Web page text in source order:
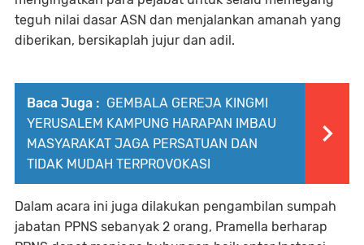
teguh nilai dasar ASN dan menjalankan amanah yang
diberikan, bersikaplah jujur dan adil.
Baca Juga : GEMBALA GEREJA KINGMI
YERUSALEM KAMPUNG HARAPAN IMBAU
MASYARAKAT JAGA PERSATUAN DAN
TIDAK MUDAH TERPROVOKASI
Dalam acara ini juga dilakukan pengambilan sumpah
jabatan PPNS sebanyak 2 orang, Pramella berharap